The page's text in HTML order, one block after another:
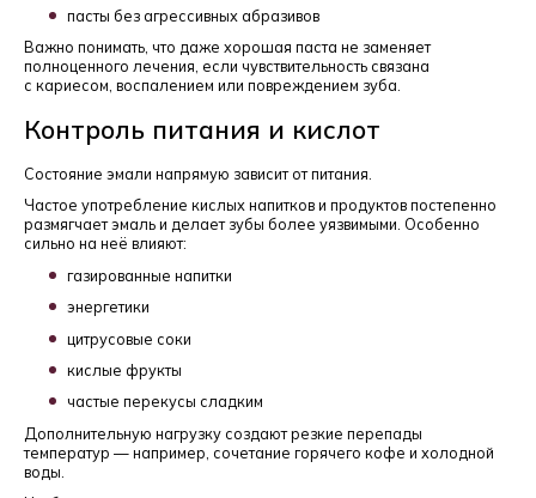
пасты без агрессивных абразивов
Важно понимать, что даже хорошая паста не заменяет
полноценного лечения, если чувствительность связана
с кариесом, воспалением или повреждением зуба.
Контроль питания и кислот
Состояние эмали напрямую зависит от питания.
Частое употребление кислых напитков и продуктов постепенно
размягчает эмаль и делает зубы более уязвимыми. Особенно
сильно на неё влияют:
газированные напитки
энергетики
цитрусовые соки
кислые фрукты
частые перекусы сладким
Дополнительную нагрузку создают резкие перепады
температур — например, сочетание горячего кофе и холодной
воды.